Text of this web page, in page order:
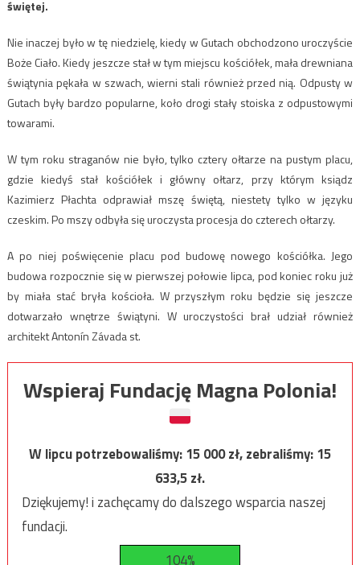
świętej.
Nie inaczej było w tę niedzielę, kiedy w Gutach obchodzono uroczyście
Boże Ciało. Kiedy jeszcze stał w tym miejscu kościółek, mała drewniana
świątynia pękała w szwach, wierni stali również przed nią. Odpusty w
Gutach były bardzo popularne, koło drogi stały stoiska z odpustowymi
towarami.
W tym roku straganów nie było, tylko cztery ołtarze na pustym placu,
gdzie kiedyś stał kościółek i główny ołtarz, przy którym ksiądz
Kazimierz Płachta odprawiał mszę świętą, niestety tylko w języku
czeskim. Po mszy odbyła się uroczysta procesja do czterech ołtarzy.
A po niej poświęcenie placu pod budowę nowego kościółka. Jego
budowa rozpocznie się w pierwszej połowie lipca, pod koniec roku już
by miała stać bryła kościoła. W przyszłym roku będzie się jeszcze
dotwarzało wnętrze świątyni. W uroczystości brał udział również
architekt Antonín Závada st.
Wspieraj Fundację Magna Polonia!
W lipcu potrzebowaliśmy:15 000zł, zebraliśmy:15
633,5zł.
Dziękujemy! i zachęcamy do dalszego wsparcia naszej
fundacji.
104%